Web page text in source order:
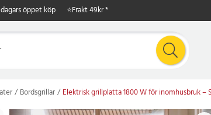
dagars öppet köp ⭐Frakt 49kr *
Bordsgrillar Elektrisk grillplatta 1800 W för inomhusbruk –